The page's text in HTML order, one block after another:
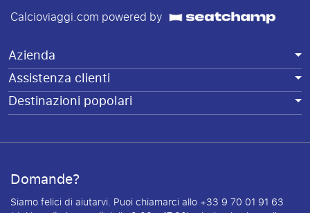
Calcioviaggi.com powered by
Azienda
Assistenza clienti
Destinazioni popolari
Domande?
Siamo felici di aiutarvi. Puoi chiamarci allo +33 9 70 01 91 63